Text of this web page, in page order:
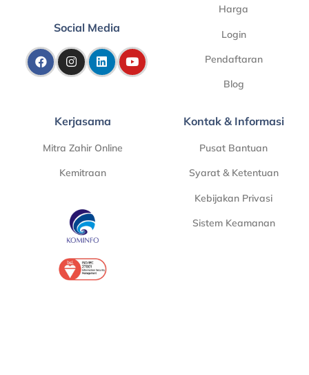
Social Media
Harga
Login
Pendaftaran
Blog
Kerjasama
Mitra Zahir Online
Kemitraan
Kontak & Informasi
Pusat Bantuan
Syarat & Ketentuan
Kebijakan Privasi
Sistem Keamanan